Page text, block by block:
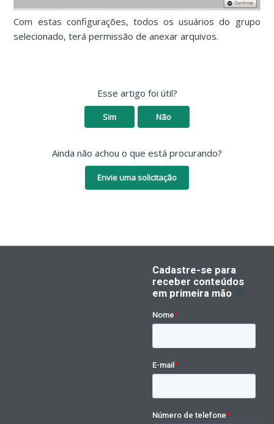
Com estas configurações, todos os usuários do grupo
selecionado, terá permissão de anexar arquivos.
Esse artigo foi útil?
Sim Não
Ainda não achou o que está procurando?
Envie uma solicitação